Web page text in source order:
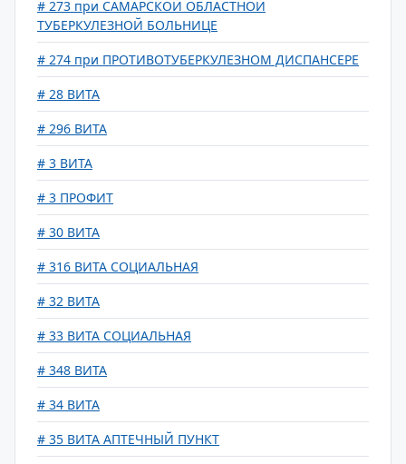
# 273 при САМАРСКОЙ ОБЛАСТНОЙ
ТУБЕРКУЛЕЗНОЙ БОЛЬНИЦЕ
# 274 при ПРОТИВОТУБЕРКУЛЕЗНОМ ДИСПАНСЕРЕ
# 28 ВИТА
# 296 ВИТА
# 3 ВИТА
# 3 ПРОФИТ
# 30 ВИТА
# 316 ВИТА СОЦИАЛЬНАЯ
# 32 ВИТА
# 33 ВИТА СОЦИАЛЬНАЯ
# 348 ВИТА
# 34 ВИТА
# 35 ВИТА АПТЕЧНЫЙ ПУНКТ